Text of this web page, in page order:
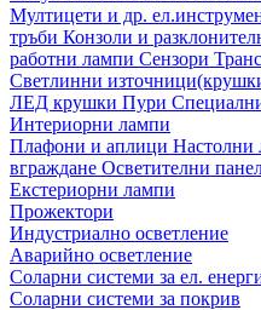
Мултицети и др.
тръби Конзоли и
работни лампи Сензори
Светлинни
ЛЕД крушки Пури
Интериорни лампи
Плафони и аплици Настолни
вграждане Осветителни
Екстериорни лампи
Прожектори
Индустриално осветление
Аварийно осветление
Соларни системи за ел.
Соларни системи за покрив